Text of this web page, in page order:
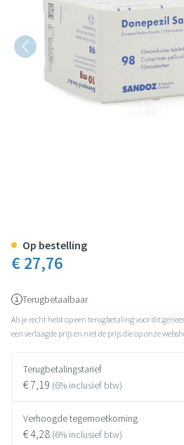
€ 27,76
Terugbetaalbaar
Als je recht hebt op een terugbetaling voor dit
een verlaagde prijs en niet de prijs die op onze
Terugbetalingstarief
€ 7,19 (6% inclusief btw)
Verhoogde tegemoetkoming
€ 4,28 (6% inclusief btw)
Op bestelling